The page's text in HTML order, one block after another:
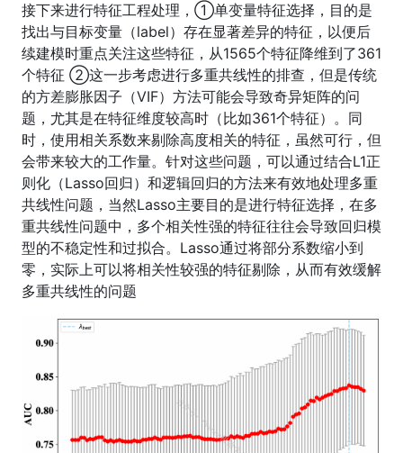
接下来进行特征工程处理，①单变量特征选择，目的是
找出与目标变量（label）存在显著差异的特征，以便后
续建模时重点关注这些特征，从1565个特征降维到了361
个特征 ②这一步考虑进行多重共线性的排查，但是传统
的方差膨胀因子（VIF）方法可能会导致奇异矩阵的问
题，尤其是在特征维度较高时（比如361个特征）。同
时，使用相关系数来剔除高度相关的特征，虽然可行，但
会带来较大的工作量。针对这些问题，可以通过结合L1正
则化（Lasso回归）和逻辑回归的方法来有效地处理多重
共线性问题，当然Lasso主要目的是进行特征选择，在多
重共线性问题中，多个相关性强的特征往往会导致回归模
型的不稳定性和过拟合。Lasso通过将部分系数缩小到
零，实际上可以将相关性较强的特征剔除，从而有效缓解
多重共线性的问题